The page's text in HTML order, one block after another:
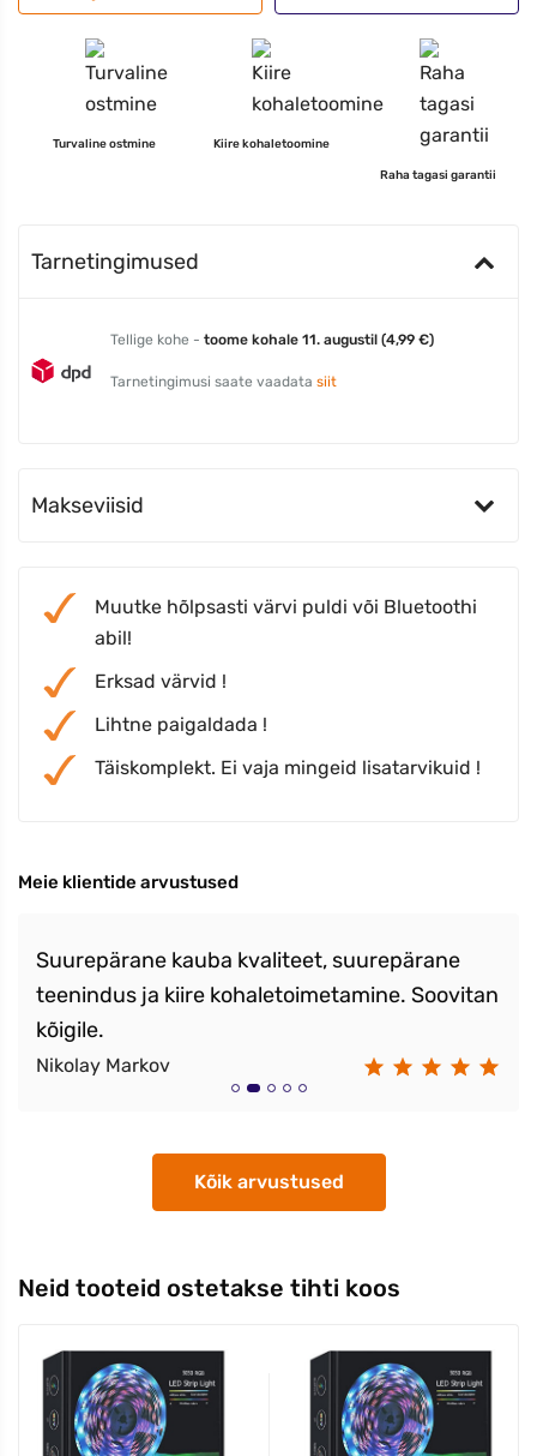
Turvaline ostmine Kiire kohaletoomine
Raha tagasi garantii
Tarnetingimused
Tellige kohe - toome kohale 11. augustil (4,99 €)
Tarnetingimusi saate vaadata siit
Makseviisid
Muutke hõlpsasti värvi puldi või Bluetoothi
abil!
Erksad värvid !
Lihtne paigaldada !
Täiskomplekt. Ei vaja mingeid lisatarvikuid !
Meie klientide arvustused
Suurepärane kauba kvaliteet, suurepärane
teenindus ja kiire kohaletoimetamine. Soovitan
kõigile.
Nikolay Markov
Kõik arvustused
Neid tooteid ostetakse tihti koos